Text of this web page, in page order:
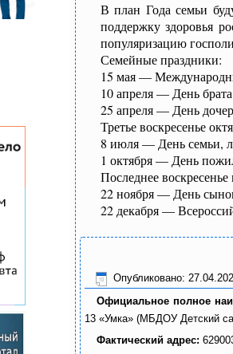
В план Года семьи
поддержку здоровья
популяризацию
Семейные праздники:
15 мая —
10 апреля — День
25 апреля — День
Третье воскресенье
8 июля — День семьи,
1 октября — День
Последнее
22 ноября — День
22 декабря —
Опубликовано:
Официальное полное
13 «Умка» (МБДОУ Детский
Фактический адрес: